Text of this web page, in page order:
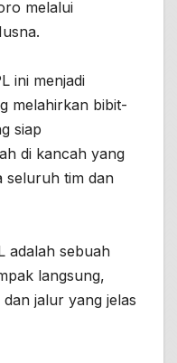
melalui
ini menjadi
melahirkan bibit-
siap
di kancah yang
seluruh tim dan
adalah sebuah
langsung,
jalur yang jelas